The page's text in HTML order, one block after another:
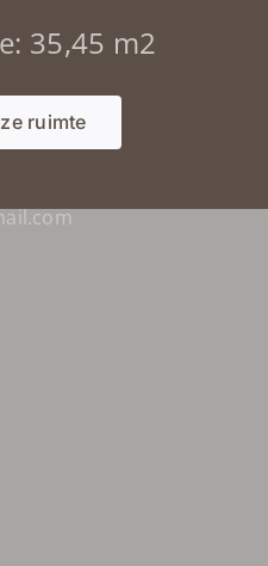
35,45 m2
ruimte